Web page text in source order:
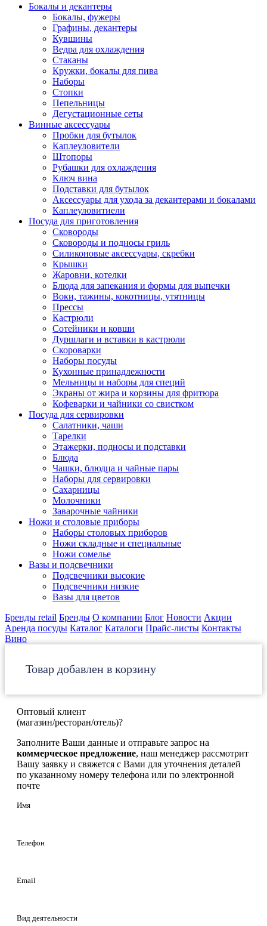
Бокалы и декантеры
Бокалы, фужеры
Графины, декантеры
Кувшины
Ведра для охлаждения
Стаканы
Кружки, бокалы для пива
Наборы
Стопки
Пепельницы
Дегустационные сеты
Винные аксессуары
Пробки для бутылок
Каплеуловители
Штопоры
Рубашки для охлаждения
Ключ вина
Подставки для бутылок
Аксессуары для ухода за декантерами и бокалами
Каплеуловитиели
Посуда для приготовления
Сковороды
Сковороды и подносы гриль
Силиконовые аксессуары, скребки
Крышки
Жаровни, котелки
Блюда для запекания и формы для выпечки
Воки, тажины, кокотницы, утятницы
Прессы
Кастрюли
Сотейники и ковши
Дуршлаги и вставки в кастрюли
Скороварки
Наборы посуды
Кухонные принадлежности
Мельницы и наборы для специй
Экраны от жира и корзины для фритюра
Кофеварки и чайники со свистком
Посуда для сервировки
Салатники, чаши
Тарелки
Этажерки, подносы и подставки
Блюда
Чашки, блюдца и чайные пары
Наборы для сервировки
Сахарницы
Молочники
Заварочные чайники
Ножи и столовые приборы
Наборы столовых приборов
Ножи складные и специальные
Ножи сомелье
Вазы и подсвечники
Подсвечники высокие
Подсвечники низкие
Вазы для цветов
Бренды retail Бренды О компании Блог Новости Акции
Аренда посуды Каталог Каталоги Прайс-листы Контакты
Вино
Товар добавлен в корзину
Оптовый клиент
(магазин/ресторан/отель)?
Заполните Ваши данные и отправьте запрос на
коммерческое предложение, наш менеджер рассмотрит
Вашу заявку и свяжется с Вами для уточнения деталей
по указанному номеру телефона или по электронной
почте
Имя
Телефон
Email
Вид деятельности